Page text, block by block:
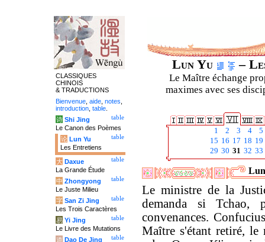
Lun Yu –
Le Maître échange
maximes avec ses
1 2 3 4
5
15 16 17 18 19
29 30 31 32 33
Le ministre de la
demanda si Tchao,
convenances.
Maître s'étant retiré, le
CLASSIQUES
CHINOIS
& TRADUCTIONS
Bienvenue aide notes
introduction table
table
诗 Shi Jing
Le Canon des Poèmes
table
论 Lun Yu
Les Entretiens
table
大 Daxue
La Grande Étude
table
中 Zhongyong
Le Juste Milieu
table
字 San Zi Jing
Les Trois Caractères
table
易 Yi Jing
Le Livre des Mutations
table
道 Dao De Jing